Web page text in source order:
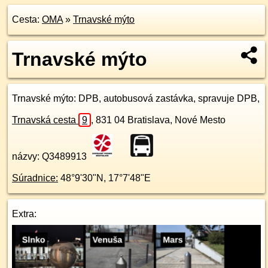
Cesta: OMA» Trnavské mýto
Trnavské mýto
Trnavské mýto: DPB, autobusová zastávka, spravuje DPB,
Trnavská cesta 9 , 831 04 Bratislava, Nové Mesto
názvy: Q3489913
Súradnice: 48°9'30"N , 17°7'48"E
Extra: